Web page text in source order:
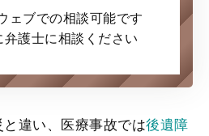
ェブでの相談可能です
護士に相談ください
違い、医療事故では後遺障